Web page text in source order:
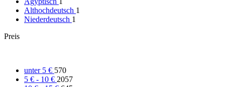
Althochdeutsch 1
Niederdeutsch 1
Preis
unter 5 € 570
5 € - 10 € 2057